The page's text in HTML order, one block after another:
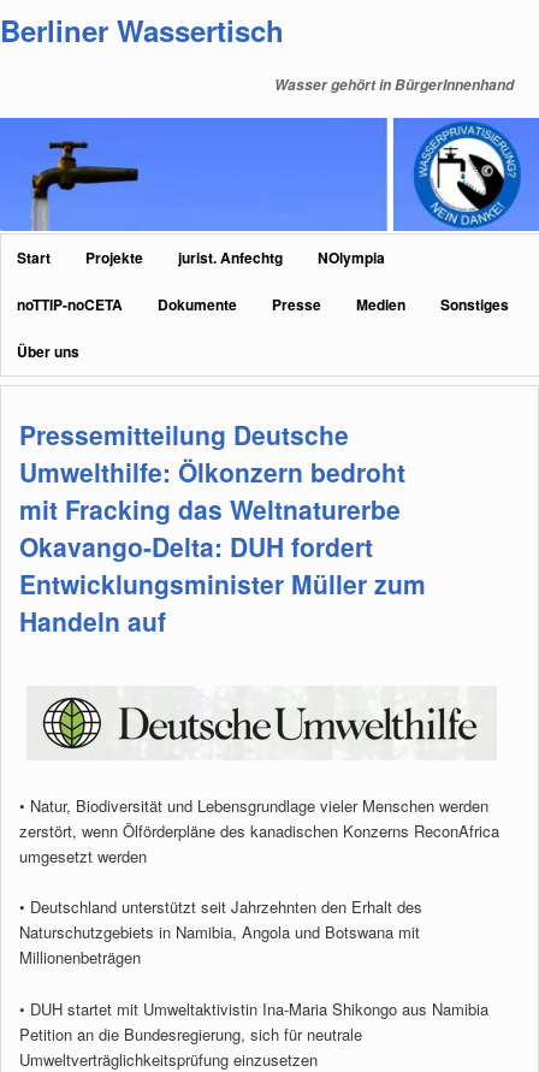
primären
sekundären
Berliner Wassertisch
Wasser gehört in BürgerInnenhand
Hauptmenü
Start Projekte jurist. Anfechtg NOlympia
noTTIP-noCETA Dokumente Presse Medien Sonstiges
Über uns
Pressemitteilung Deutsche
Umwelthilfe: Ölkonzern bedroht
mit Fracking das Weltnaturerbe
Okavango-Delta: DUH fordert
Entwicklungsminister Müller zum
Handeln auf
• Natur, Biodiversität und Lebensgrundlage vieler Menschen werden
zerstört, wenn Ölförderpläne des kanadischen Konzerns ReconAfrica
umgesetzt werden
• Deutschland unterstützt seit Jahrzehnten den Erhalt des
Naturschutzgebiets in Namibia, Angola und Botswana mit
Millionenbeträgen
• DUH startet mit Umweltaktivistin Ina-Maria Shikongo aus Namibia
Petition an die Bundesregierung, sich für neutrale
Umweltverträglichkeitsprüfung einzusetzen